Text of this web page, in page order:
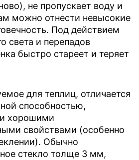
не пропускает воду и
можно отнести невысокие
Под действием
света и перепадов
быстро стареет и теряет
для теплиц, отличается
способностью,
хорошими
свойствами (особенно
Обычно
стекло толще 3 мм,